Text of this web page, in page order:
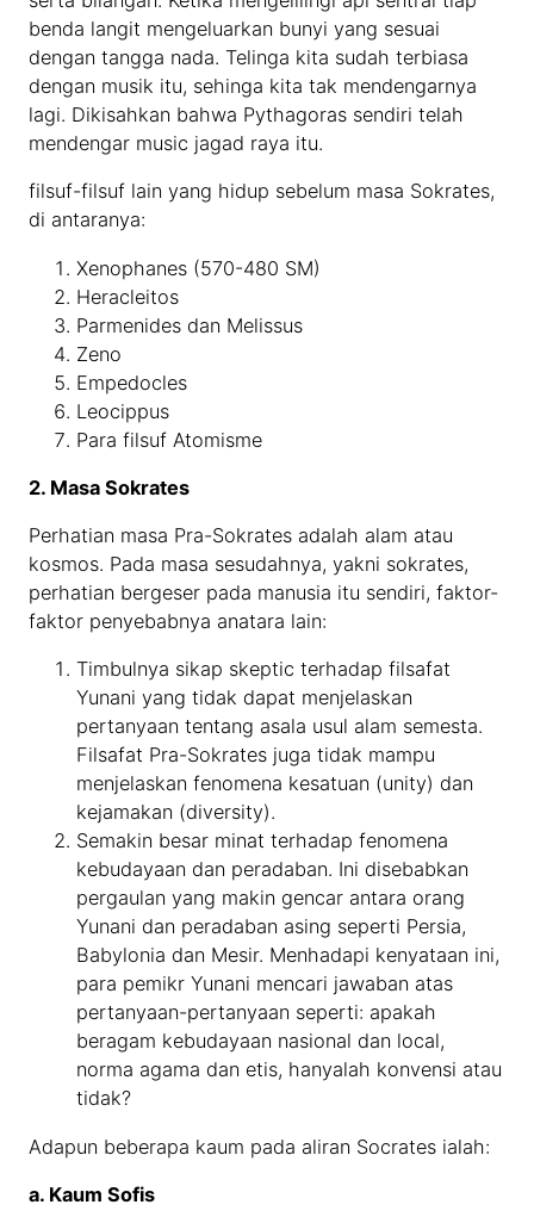
benda langit mengeluarkan bunyi yang sesuai
dengan tangga nada. Telinga kita sudah terbiasa
dengan musik itu, sehinga kita tak mendengarnya
lagi. Dikisahkan bahwa Pythagoras sendiri telah
mendengar music jagad raya itu.
filsuf-filsuf lain yang hidup sebelum masa Sokrates,
di antaranya:
Xenophanes (570-480 SM)
Heracleitos
Parmenides dan Melissus
Zeno
Empedocles
Leocippus
Para filsuf Atomisme
2. Masa Sokrates
Perhatian masa Pra-Sokrates adalah alam atau
kosmos. Pada masa sesudahnya, yakni sokrates,
perhatian bergeser pada manusia itu sendiri, faktor-
faktor penyebabnya anatara lain:
Timbulnya sikap skeptic terhadap filsafat
Yunani yang tidak dapat menjelaskan
pertanyaan tentang asala usul alam semesta.
Filsafat Pra-Sokrates juga tidak mampu
menjelaskan fenomena kesatuan (unity) dan
kejamakan (diversity).
Semakin besar minat terhadap fenomena
kebudayaan dan peradaban. Ini disebabkan
pergaulan yang makin gencar antara orang
Yunani dan peradaban asing seperti Persia,
Babylonia dan Mesir. Menhadapi kenyataan ini,
para pemikr Yunani mencari jawaban atas
pertanyaan-pertanyaan seperti: apakah
beragam kebudayaan nasional dan local,
norma agama dan etis, hanyalah konvensi atau
tidak?
Adapun beberapa kaum pada aliran Socrates ialah:
a. Kaum Sofis